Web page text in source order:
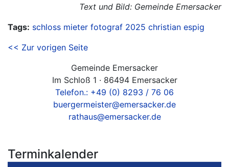
Text und Bild: Gemeinde Emersacker
Tags: schloss mieter fotograf 2025 christian espig
<< Zur vorigen Seite
Gemeinde Emersacker
Im Schloß 1 · 86494 Emersacker
Telefon.: +49 (0) 8293 / 76 06
buergermeister@emersacker.de
rathaus@emersacker.de
Terminkalender